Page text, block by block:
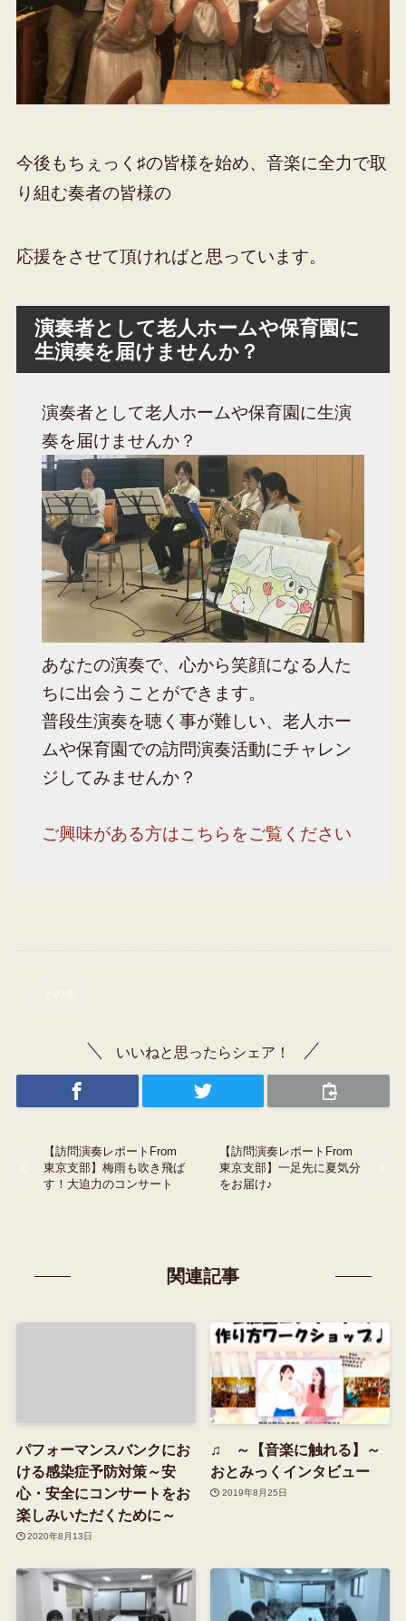
今後もちぇっく♯の皆様を始め、音楽に全力で取
り組む奏者の皆様の
応援をさせて頂ければと思っています。
演奏者として老人ホームや保育園に
生演奏を届けませんか？
演奏者として老人ホームや保育園に生演
奏を届けませんか？
あなたの演奏で、心から笑顔になる人た
ちに出会うことができます。
普段生演奏を聴く事が難しい、老人ホー
ムや保育園での訪問演奏活動にチャレン
ジしてみませんか？
ご興味がある方はこちらをご覧ください
その他
いいねと思ったらシェア！
【訪問演奏レポートFrom
東京支部】梅雨も吹き飛ば
す！大迫力のコンサート
【訪問演奏レポートFrom
東京支部】一足先に夏気分
をお届け♪
関連記事
パフォーマンスバンクにお
ける感染症予防対策～安
心・安全にコンサートをお
楽しみいただくために～
2020年8月13日
♫ ～【音楽に触れる】～
おとみっくインタビュー
2019年8月25日